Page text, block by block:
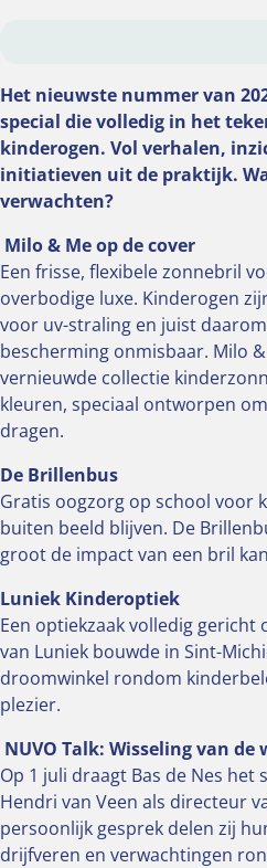
Het nieuwste nummer van
special die volledig in het
kinderogen. Vol verhalen,
initiatieven uit de praktijk.
verwachten?
Milo & Me op de cover
Een frisse, flexibele zonnebril
overbodige luxe. Kinderogen
voor uv-straling en juist
bescherming onmisbaar. Milo
vernieuwde collectie
kleuren, speciaal ontworpen
dragen.
De Brillenbus
Gratis oogzorg op school voor
buiten beeld blijven. De
groot de impact van een bril
Luniek Kinderoptiek
Een optiekzaak volledig gericht
van Luniek bouwde in Sint-
droomwinkel rondom
plezier.
NUVO Talk: Wisseling van de
Op 1 juli draagt Bas de Nes het
Hendri van Veen als directeur
persoonlijk gesprek delen zij
drijfveren en verwachtingen